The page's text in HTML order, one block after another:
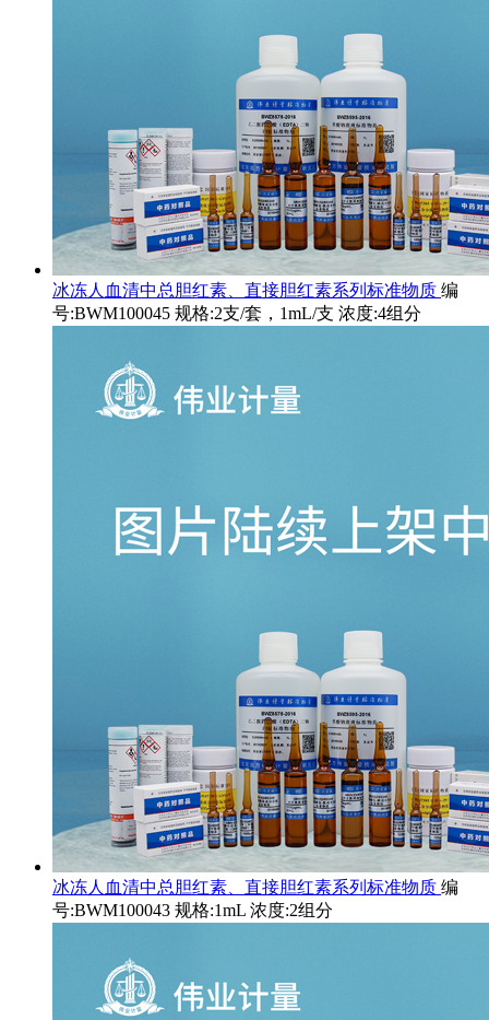
冰冻人血清中总胆红素、直接胆红素系列标准物质 编
号:BWM100045 规格:2支/套，1mL/支 浓度:4组分
冰冻人血清中总胆红素、直接胆红素系列标准物质 编
号:BWM100043 规格:1mL 浓度:2组分